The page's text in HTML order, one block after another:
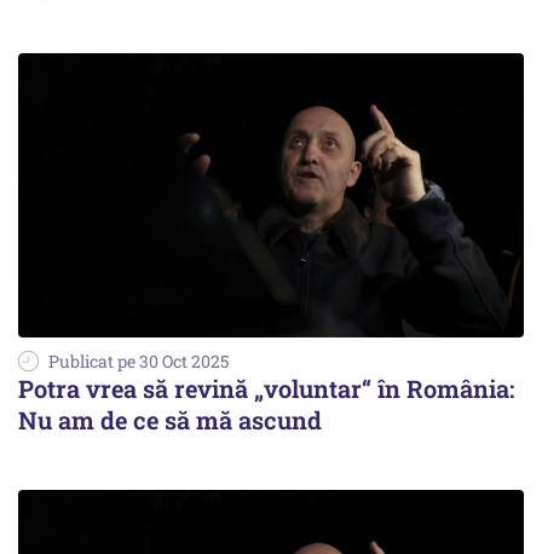
Publicat pe 30 Oct 2025
Potra vrea să revină „voluntar“ în România:
Nu am de ce să mă ascund